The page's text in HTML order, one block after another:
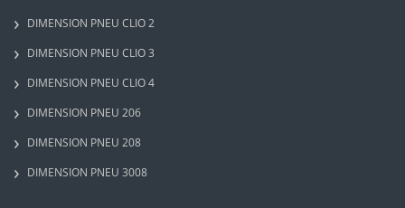
DIMENSION PNEU CLIO 2
DIMENSION PNEU CLIO 3
DIMENSION PNEU CLIO 4
DIMENSION PNEU 206
DIMENSION PNEU 208
DIMENSION PNEU 3008